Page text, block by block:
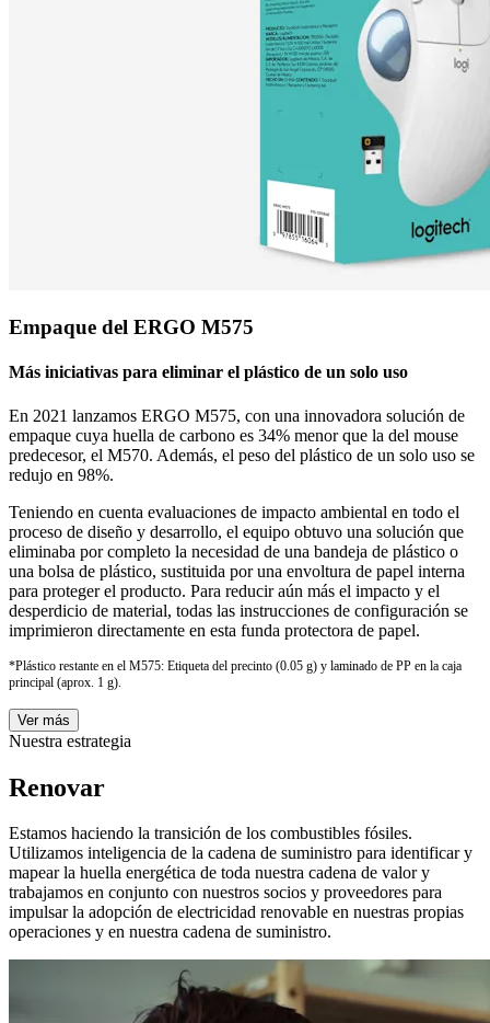
Empaque del ERGO M575
Más iniciativas para eliminar el plástico de un solo uso
En 2021 lanzamos ERGO M575, con una innovadora solución de
empaque cuya huella de carbono es 34% menor que la del mouse
predecesor, el M570. Además, el peso del plástico de un solo uso se
redujo en 98%.
Teniendo en cuenta evaluaciones de impacto ambiental en todo el
proceso de diseño y desarrollo, el equipo obtuvo una solución que
eliminaba por completo la necesidad de una bandeja de plástico o
una bolsa de plástico, sustituida por una envoltura de papel interna
para proteger el producto. Para reducir aún más el impacto y el
desperdicio de material, todas las instrucciones de configuración se
imprimieron directamente en esta funda protectora de papel.
*Plástico restante en el M575: Etiqueta del precinto (0.05 g) y laminado de PP en la caja
principal (aprox. 1 g).
Ver más
Nuestra estrategia
Renovar
Estamos haciendo la transición de los combustibles fósiles.
Utilizamos inteligencia de la cadena de suministro para identificar y
mapear la huella energética de toda nuestra cadena de valor y
trabajamos en conjunto con nuestros socios y proveedores para
impulsar la adopción de electricidad renovable en nuestras propias
operaciones y en nuestra cadena de suministro.